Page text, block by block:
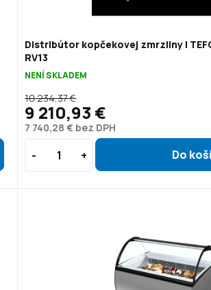
Distribútor kopčekovej zmrzliny |
RV13
NENÍ SKLADEM
7 740,28 € bez DPH
10 234,37 €
9 210,93 €